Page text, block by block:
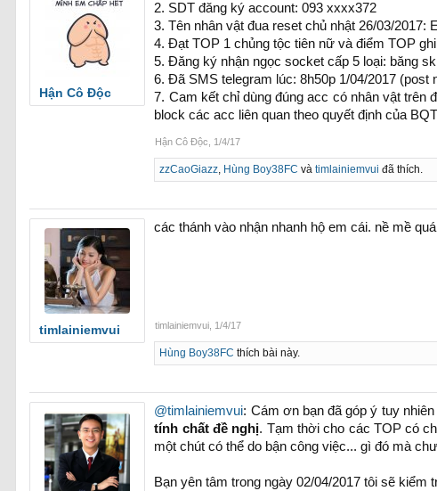
Hận Cô Độc
2. SDT đăng ký account: 093 xxxx372
3. Tên nhân vật đua reset chủ nhật 26/03/2017:
4. Đạt TOP 1 chủng tộc tiên nữ và điểm TOP
5. Đăng ký nhận ngọc socket cấp 5 loại: băng
6. Đã SMS telegram lúc: 8h50p 1/04/2017
7. Cam kết chỉ dùng đúng acc có nhân vật trên
block các acc liên quan theo quyết định của BQT
Hận Cô Độc 1/4/17
zzCaoGiazz, Hùng Boy38FC vàtimlainiemvui đã thích.
timlainiemvui
các thánh vào nhận nhanh hộ em cái. nề mề
timlainiemvui 1/4/17
Hùng Boy38FC thích bài này.
@timlainiemvui: Cám ơn bạn đã góp ý tuy
tính chất đề nghị. Tạm thời cho các TOP có
một chút có thể do bận công việc... gì đó mà
Bạn yên tâm trong ngày 02/04/2017 tôi sẽ